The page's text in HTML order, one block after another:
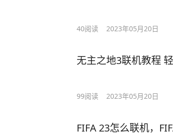
40阅读 2023年05月20日
无主之地3联机教程
99阅读 2023年05月20日
FIFA 23怎么联机，